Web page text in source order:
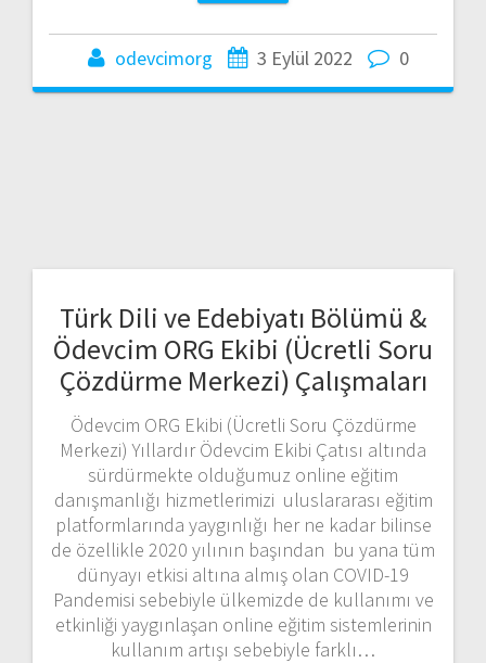
odevcimorg 3 Eylül 2022 0
Türk Dili ve Edebiyatı Bölümü &
Ödevcim ORG Ekibi (Ücretli Soru
Çözdürme Merkezi) Çalışmaları
Ödevcim ORG Ekibi (Ücretli Soru Çözdürme
Merkezi) Yıllardır Ödevcim Ekibi Çatısı altında
sürdürmekte olduğumuz online eğitim
danışmanlığı hizmetlerimizi uluslararası eğitim
platformlarında yaygınlığı her ne kadar bilinse
de özellikle 2020 yılının başından bu yana tüm
dünyayı etkisi altına almış olan COVID-19
Pandemisi sebebiyle ülkemizde de kullanımı ve
etkinliği yaygınlaşan online eğitim sistemlerinin
kullanım artışı sebebiyle farklı…